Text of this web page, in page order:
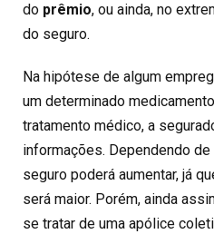
do prêmio, ou ainda, no
do seguro.
Na hipótese de algum
um determinado
tratamento médico, a
informações. Dependendo
seguro poderá aumentar, já
será maior. Porém, ainda
se tratar de uma apólice